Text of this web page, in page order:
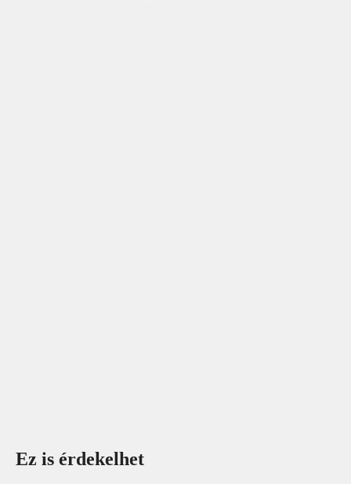
Ez is érdekelhet